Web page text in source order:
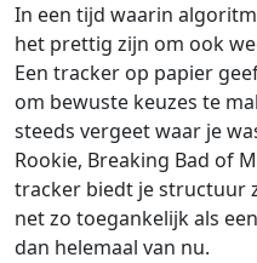
In een tijd waarin
het prettig zijn om ook
Een tracker op papier
om bewuste keuzes te
steeds vergeet waar je
Rookie, Breaking Bad of
tracker biedt je structuur
net zo toegankelijk als
dan helemaal van nu.